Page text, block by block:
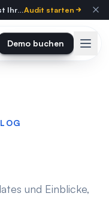
Kostenloses 3-Min-Audit: Wie reif ist Ihre Personalberatung?Audit starten
Demo buchen
und Einblicke,